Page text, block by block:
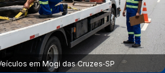
em Mogi das Cruzes‑SP